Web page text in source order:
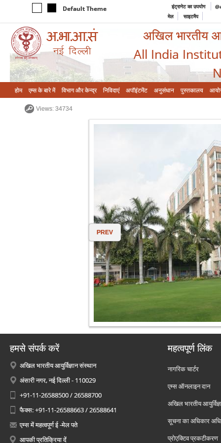
Default Theme इंट्रानेट का उपयोग
मेल
साइटमैप
अखिल भारतीय
All India
होम एम्‍स के बारे में विभाग और केन्‍द्र निविदाएं अपॉइंटमेंट अनुसंधान पुस्तकालय
Views: 34734
PREV
हमसे संपर्क करें
अखिल भारतीय आयुर्विज्ञान संस्थान
अंसारी नगर, नई दिल्ली - 110029
+91-11-26588500 / 26588700
फैक्स: +91-11-26588663 / 26588641
एम्स में महत्वपूर्ण ई -मेल पते
आपकी प्रतिक्रिया दें
महत्वपूर्ण लिंक
नागरिक चार्टर
एम्स ऑनलाइन दान
अखिल भारतीय
सूचना का अधिकार
प्रोएक्टिव प्रकटीकरण